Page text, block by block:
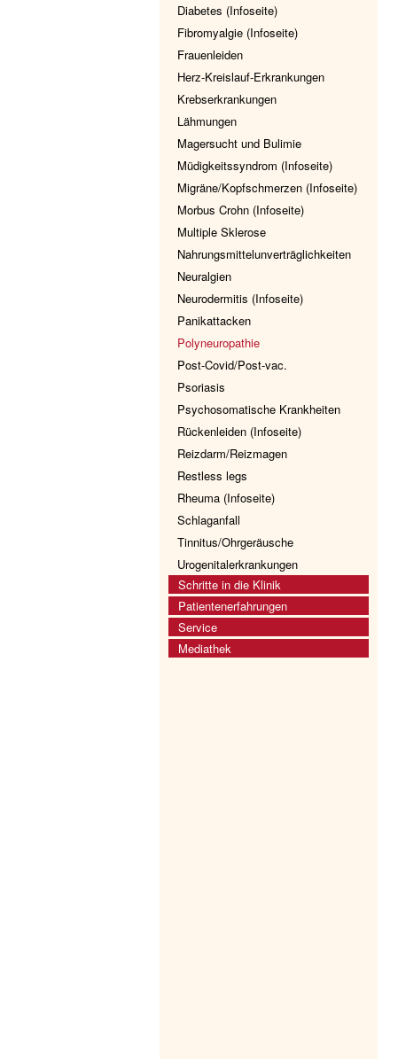
Diabetes (Infoseite)
Fibromyalgie (Infoseite)
Frauenleiden
Herz-Kreislauf-Erkrankungen
Krebserkrankungen
Lähmungen
Magersucht und Bulimie
Müdigkeitssyndrom (Infoseite)
Migräne/Kopfschmerzen (Infoseite)
Morbus Crohn (Infoseite)
Multiple Sklerose
Nahrungsmittelunverträglichkeiten
Neuralgien
Neurodermitis (Infoseite)
Panikattacken
Polyneuropathie
Post-Covid/Post-vac.
Psoriasis
Psychosomatische Krankheiten
Rückenleiden (Infoseite)
Reizdarm/Reizmagen
Restless legs
Rheuma (Infoseite)
Schlaganfall
Tinnitus/Ohrgeräusche
Urogenitalerkrankungen
Schritte in die Klinik
Patientenerfahrungen
Service
Mediathek